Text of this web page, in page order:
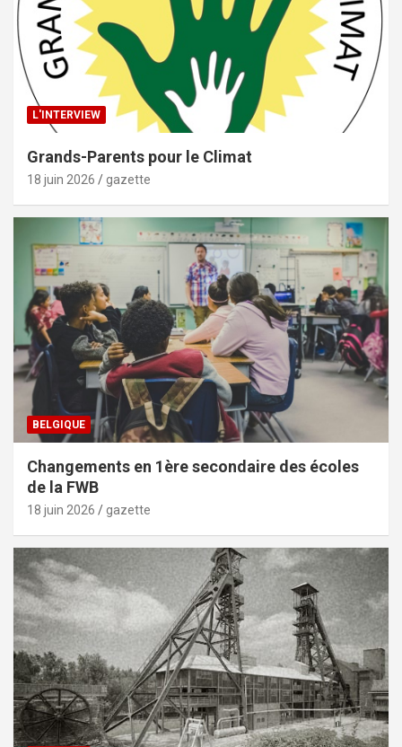
L'INTERVIEW
Grands-Parents pour le Climat
18 juin 2026 gazette
BELGIQUE
Changements en 1ère secondaire des écoles
de la FWB
18 juin 2026 gazette